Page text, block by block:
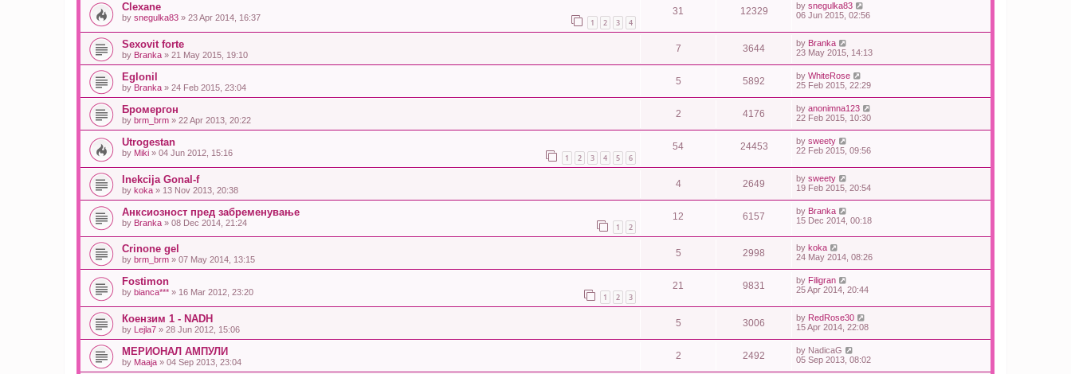
Clexane
by snegulka83 » 23 Apr 2014, 16:37 1 2 3 4
31 12329 by snegulka83
06 Jun 2015, 02:56
Sexovit forte
by Branka » 21 May 2015, 19:10
7 3644 by Branka
23 May 2015, 14:13
Eglonil
by Branka » 24 Feb 2015, 23:04
5 5892 by WhiteRose
25 Feb 2015, 22:29
Бромергон
by brm_brm » 22 Apr 2013, 20:22
2 4176 by anonimna123
22 Feb 2015, 10:30
Utrogestan
by Miki » 04 Jun 2012, 15:16 1 2 3 4 5 6
54 24453 by sweety
22 Feb 2015, 09:56
Inekcija Gonal-f
by koka » 13 Nov 2013, 20:38
4 2649 by sweety
19 Feb 2015, 20:54
Анксиозност пред забременување
by Branka » 08 Dec 2014, 21:24 1 2
12 6157 by Branka
15 Dec 2014, 00:18
Crinone gel
by brm_brm » 07 May 2014, 13:15
5 2998 by koka
24 May 2014, 08:26
Fostimon
by bianca*** » 16 Mar 2012, 23:20 1 2 3
21 9831 by Filigran
25 Apr 2014, 20:44
Коензим 1 - NADH
by Lejla7 » 28 Jun 2012, 15:06
5 3006 by RedRose30
15 Apr 2014, 22:08
МЕРИОНАЛ АМПУЛИ
by Maaja » 04 Sep 2013, 23:04
2 2492 by NadicaG
05 Sep 2013, 08:02